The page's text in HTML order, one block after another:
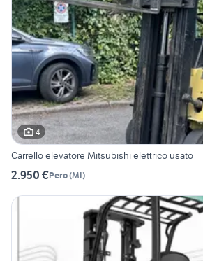
4
Carrello elevatore Mitsubishi elettrico usato
2.950 €Pero(MI)